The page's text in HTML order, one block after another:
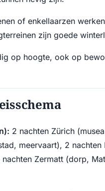
of enkellaarzen
zijn goede
op hoogte, ook op
2 nachten Zürich
meervaart), 2
Zermatt (dorp,